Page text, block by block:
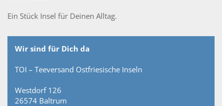
Ein Stück Insel für Deinen Alltag.
Wir sind für Dich da
TOI – Teeversand Ostfriesische Inseln
Westdorf 126
26574 Baltrum